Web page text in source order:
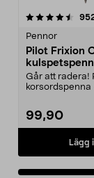
Pennor
Pilot Frixion
Går att radera!
korsordspenna
99,90
Lägg
3.5av 5